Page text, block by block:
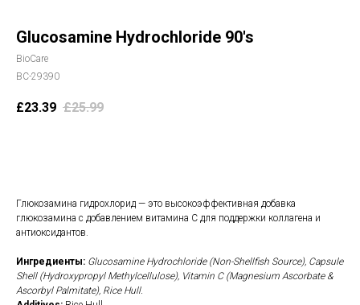
Glucosamine Hydrochloride 90's
BioCare
BC-29390
£23.39 £25.99
Глюкозамина гидрохлорид — это высокоэффективная добавка
глюкозамина с добавлением витамина С для поддержки коллагена и
антиоксидантов.
Ингредиенты: Glucosamine Hydrochloride (Non-Shellfish Source), Capsule
Shell (Hydroxypropyl Methylcellulose), Vitamin C (Magnesium Ascorbate &
Ascorbyl Palmitate), Rice Hull.